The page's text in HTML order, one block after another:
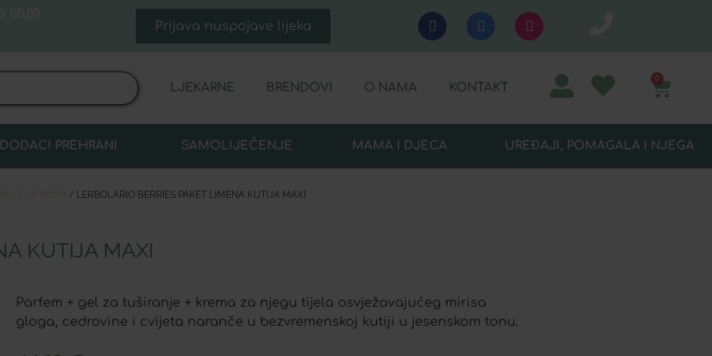
Prijava nuspojave lijeka
LJEKARNE BRENDOVI O NAMA KONTAKT
0
DODACI PREHRANI SAMOLIJEČENJE MAMA I DJECA UREĐAJI, POMAGALA I NJEGA
/ LERBOLARIO BERRIES PAKET LIMENA KUTIJA MAXI
KUTIJA MAXI
Parfem + gel za tuširanje + krema za njegu tijela osvježavajućeg mirisa
gloga, cedrovine i cvijeta naranče u bezvremenskoj kutiji u jesenskom tonu.